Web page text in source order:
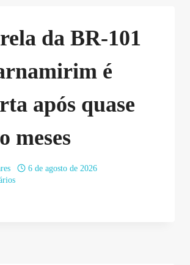
da BR-101
é
após quase
meses
6 de agosto de 2026